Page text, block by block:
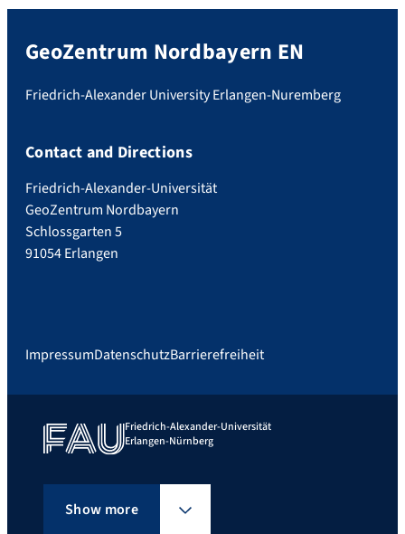
GeoZentrum Nordbayern EN
Friedrich-Alexander University Erlangen-Nuremberg
Contact and Directions
Friedrich-Alexander-Universität
GeoZentrum Nordbayern
Schlossgarten 5
91054 Erlangen
ImpressumDatenschutzBarrierefreiheit
Friedrich-Alexander-Universität
Erlangen-Nürnberg
Show more